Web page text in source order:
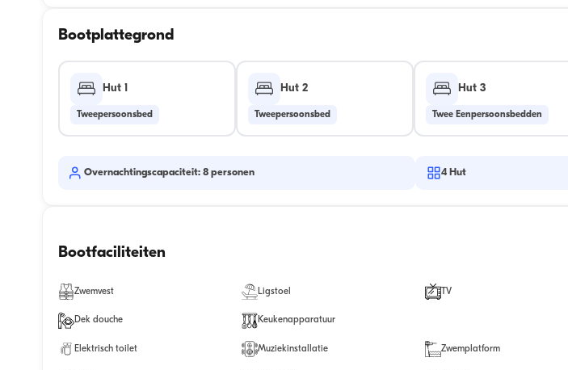
Bootplattegrond
Hut 1
Tweepersoonsbed
Hut 2
Tweepersoonsbed
Hut 3
Twee Eenpersoonsbedden
Overnachtingscapaciteit: 8 personen 4 Hut
Bootfaciliteiten
Zwemvest Ligstoel TV
Dek douche Keukenapparatuur
Elektrisch toilet Muziekinstallatie Zwemplatform